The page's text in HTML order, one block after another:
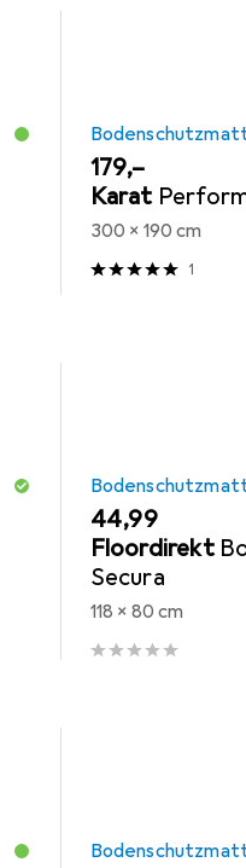
EUR
179,–
Karat
300 x 190 cm
1
EUR
44,99
Floordirekt
Secura
118 x 80 cm